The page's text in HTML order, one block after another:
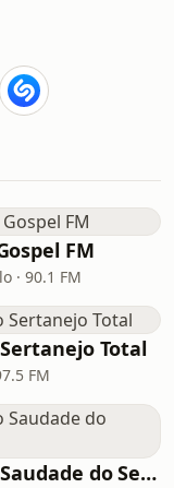
FM
· 90.1 FM
Total
FM
Rádio Saudade do Sertão